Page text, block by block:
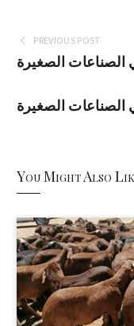
PREVIOUS POST
الصغيرة
الصغيرة
You Might Also